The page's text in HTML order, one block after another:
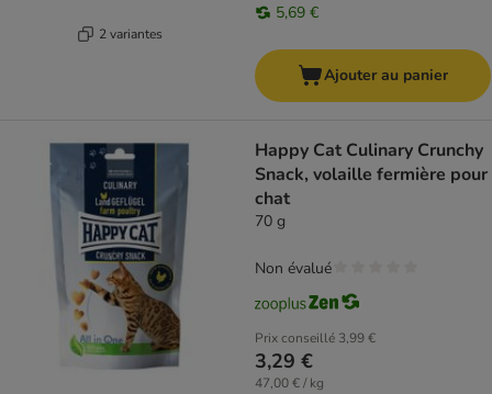
2 variantes
5,69 €
Ajouter au panier
Happy Cat Culinary Crunchy
Snack, volaille fermière pour
chat
70 g
Prix conseillé 3,99 €
3,29 €
47,00 € / kg
Non évalué